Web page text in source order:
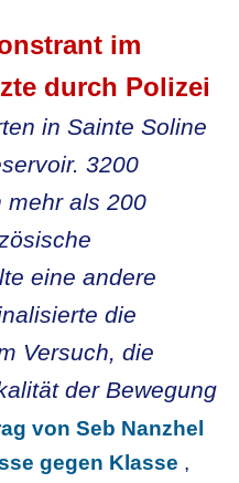
im
durch Polizei
in Sainte Soline
3200
mehr als 200
eine andere
die
Versuch, die
der Bewegung
von Seb Nanzhel
gegen Klasse ,